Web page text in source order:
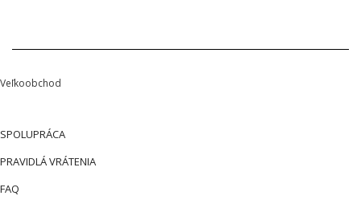
Veľkoobchod
SPOLUPRÁCA
PRAVIDLÁ VRÁTENIA
FAQ